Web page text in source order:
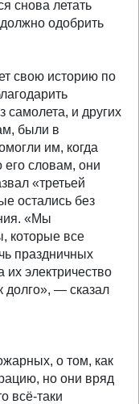
снова летать
одобрить
свою историю по
самолета, и других
были в
им, когда
словам, они
«третьей
остались без
«Мы
которые все
праздничных
их электричество
долго», — сказал
о том, как
но они вряд
всё-таки